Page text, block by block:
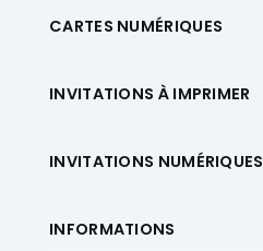
CARTES NUMÉRIQUES
INVITATIONS À IMPRIMER
INVITATIONS NUMÉRIQUES
INFORMATIONS